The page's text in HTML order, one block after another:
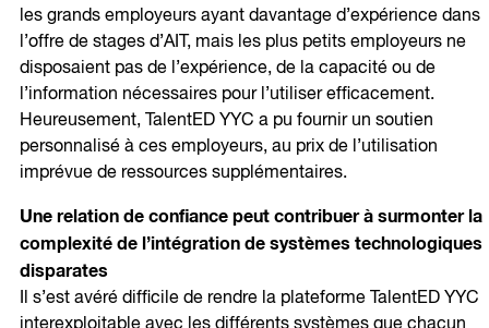
les grands employeurs ayant davantage d’expérience dans
l’offre de stages d’AIT, mais les plus petits employeurs ne
disposaient pas de l’expérience, de la capacité ou de
l’information nécessaires pour l’utiliser efficacement.
Heureusement, TalentED YYC a pu fournir un soutien
personnalisé à ces employeurs, au prix de l’utilisation
imprévue de ressources supplémentaires.
Une relation de confiance peut contribuer à surmonter la
complexité de l’intégration de systèmes technologiques
disparates
Il s’est avéré difficile de rendre la plateforme TalentED YYC